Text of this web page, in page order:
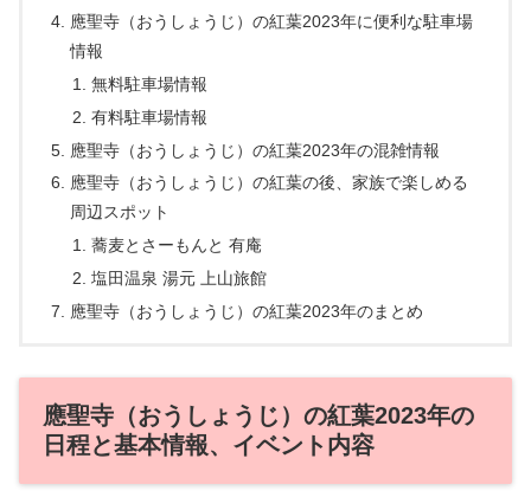
應聖寺（おうしょうじ）の紅葉2023年に便利な駐車場
情報
無料駐車場情報
有料駐車場情報
應聖寺（おうしょうじ）の紅葉2023年の混雑情報
應聖寺（おうしょうじ）の紅葉の後、家族で楽しめる
周辺スポット
蕎麦とさーもんと 有庵
塩田温泉 湯元 上山旅館
應聖寺（おうしょうじ）の紅葉2023年のまとめ
應聖寺（おうしょうじ）の紅葉2023年の
日程と基本情報、イベント内容